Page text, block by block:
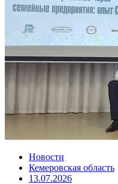
Новости
Кемеровская область
13.07.2026